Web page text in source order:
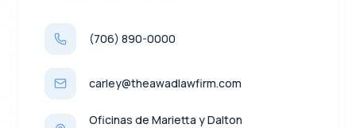
(706) 890-0000
carley@theawadlawfirm.com
Oficinas de Marietta y Dalton